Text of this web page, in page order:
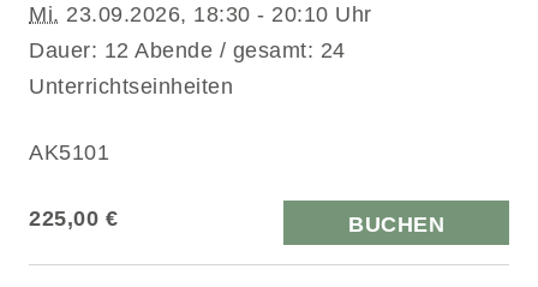
Mi. 23.09.2026, 18:30 - 20:10 Uhr
Dauer: 12 Abende / gesamt: 24
Unterrichtseinheiten
AK5101
225,00 € BUCHEN